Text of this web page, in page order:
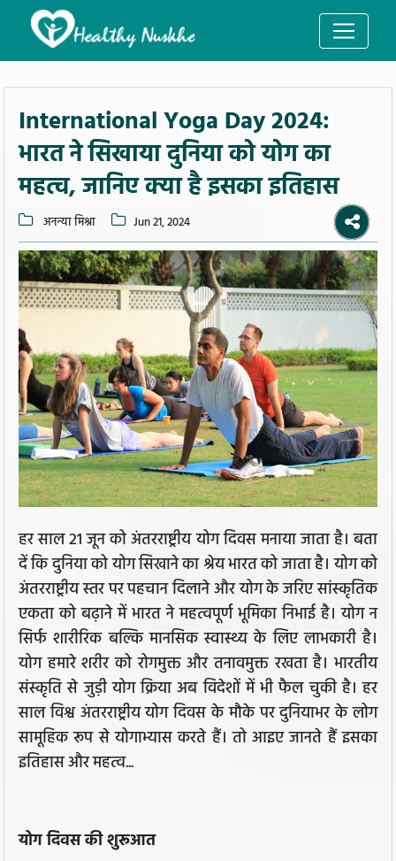
International Yoga Day 2024:
भारत ने सिखाया दुनिया को योग का
महत्व, जानिए क्या है इसका इतिहास
अनन्या मिश्रा Jun 21, 2024
हर साल 21 जून को अंतरराष्ट्रीय योग दिवस मनाया जाता है। बता
दें कि दुनिया को योग सिखाने का श्रेय भारत को जाता है। योग को
अंतरराष्ट्रीय स्तर पर पहचान दिलाने और योग के जरिए सांस्कृतिक
एकता को बढ़ाने में भारत ने महत्वपूर्ण भूमिका निभाई है। योग न
सिर्फ शारीरिक बल्कि मानसिक स्वास्थ्य के लिए लाभकारी है।
योग हमारे शरीर को रोगमुक्त और तनावमुक्त रखता है। भारतीय
संस्कृति से जुड़ी योग क्रिया अब विदेशों में भी फैल चुकी है। हर
साल विश्व अंतरराष्ट्रीय योग दिवस के मौके पर दुनियाभर के लोग
सामूहिक रूप से योगाभ्यास करते हैं। तो आइए जानते हैं इसका
इतिहास और महत्व...
योग दिवस की शुरूआत